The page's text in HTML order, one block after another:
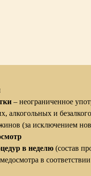
– неограниченное
алкогольных и
(за исключением
в неделю (состав
в